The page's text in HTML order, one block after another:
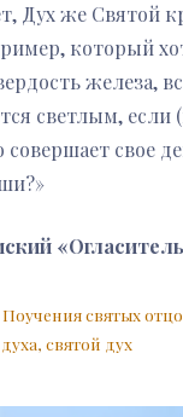
Дух же Святой
который
железа,
светлым, если
свое
Поучения святых
, святой дух